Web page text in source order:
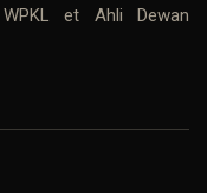
et Ahli Dewan